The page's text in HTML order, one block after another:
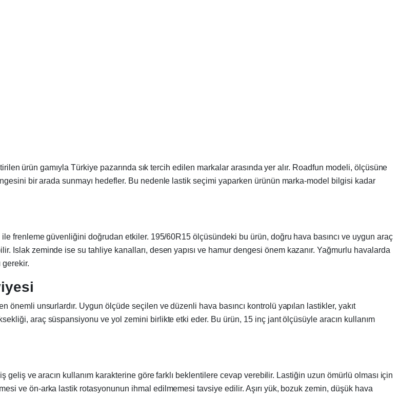
ürün gamıyla Türkiye pazarında sık tercih edilen markalar arasında yer alır. Roadfun modeli, ölçüsüne
bir arada sunmayı hedefler. Bu nedenle lastik seçimi yaparken ürünün marka-model bilgisi kadar
frenleme güvenliğini doğrudan etkiler. 195/60R15 ölçüsündeki bu ürün, doğru hava basıncı ve uygun araç
Islak zeminde ise su tahliye kanalları, desen yapısı ve hamur dengesi önem kazanır. Yağmurlu havalarda
gerekir.
önemli unsurlardır. Uygun ölçüde seçilen ve düzenli hava basıncı kontrolü yapılan lastikler, yakıt
araç süspansiyonu ve yol zemini birlikte etki eder. Bu ürün, 15 inç jant ölçüsüyle aracın kullanım
geliş ve aracın kullanım karakterine göre farklı beklentilere cevap verebilir. Lastiğin uzun ömürlü olması için
ve ön-arka lastik rotasyonunun ihmal edilmemesi tavsiye edilir. Aşırı yük, bozuk zemin, düşük hava